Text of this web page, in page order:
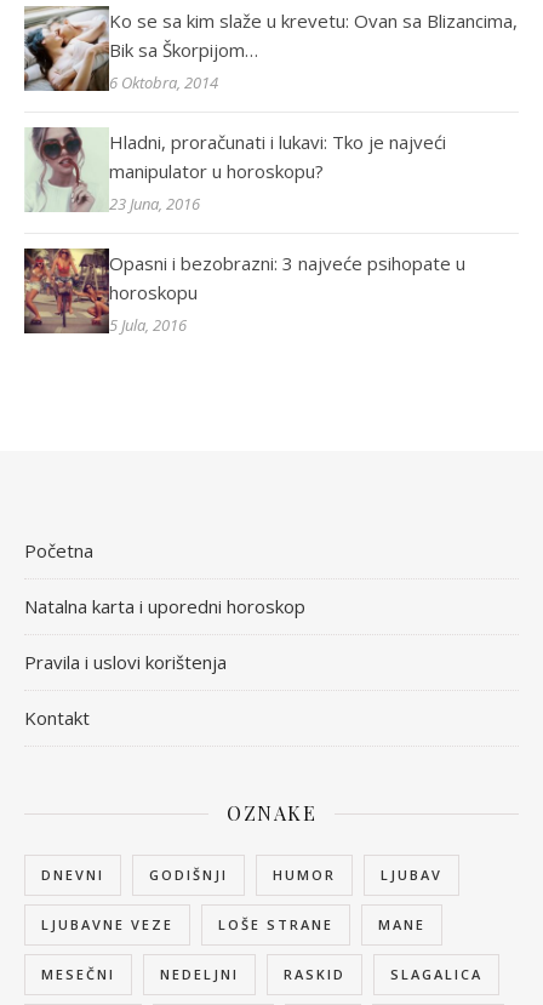
Ko se sa kim slaže u krevetu: Ovan sa Blizancima,
Bik sa Škorpijom…
6 Oktobra, 2014
Hladni, proračunati i lukavi: Tko je najveći
manipulator u horoskopu?
23 Juna, 2016
Opasni i bezobrazni: 3 najveće psihopate u
horoskopu
5 Jula, 2016
Početna
Natalna karta i uporedni horoskop
Pravila i uslovi korištenja
Kontakt
OZNAKE
DNEVNI GODIŠNJI HUMOR LJUBAV
LJUBAVNE VEZE LOŠE STRANE MANE
MESEČNI NEDELJNI RASKID SLAGALICA